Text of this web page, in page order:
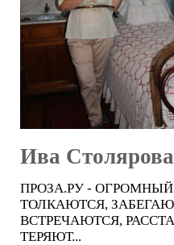
Ива Столярова
ПРОЗА.РУ - ОГРОМНЫЙ
ТОЛКАЮТСЯ,
ВСТРЕЧАЮТСЯ,
ТЕРЯЮТ...